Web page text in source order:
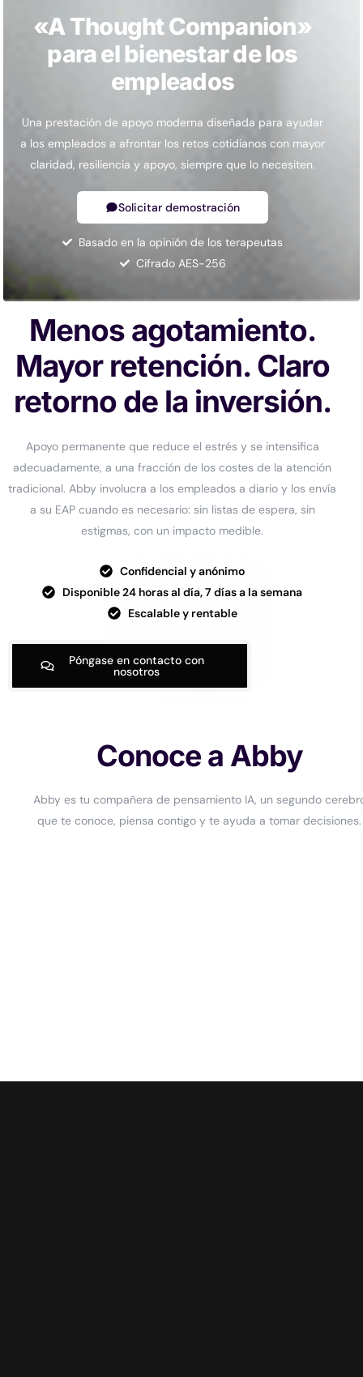
«A Thought Companion»
para el bienestar de los
empleados
Una prestación de apoyo moderna diseñada para ayudar
a los empleados a afrontar los retos cotidianos con mayor
claridad, resiliencia y apoyo, siempre que lo necesiten.
Solicitar demostración
Basado en la opinión de los terapeutas
Cifrado AES-256
Menos agotamiento.
Mayor retención. Claro
retorno de la inversión.
Apoyo permanente que reduce el estrés y se intensifica
adecuadamente, a una fracción de los costes de la atención
tradicional. Abby involucra a los empleados a diario y los envía
a su EAP cuando es necesario: sin listas de espera, sin
estigmas, con un impacto medible.
Confidencial y anónimo
Disponible 24 horas al día, 7 días a la semana
Escalable y rentable
Póngase en contacto con
nosotros
Conoce a Abby
Abby es tu compañera de pensamiento IA, un segundo
que te conoce, piensa contigo y te ayuda a tomar decisiones.